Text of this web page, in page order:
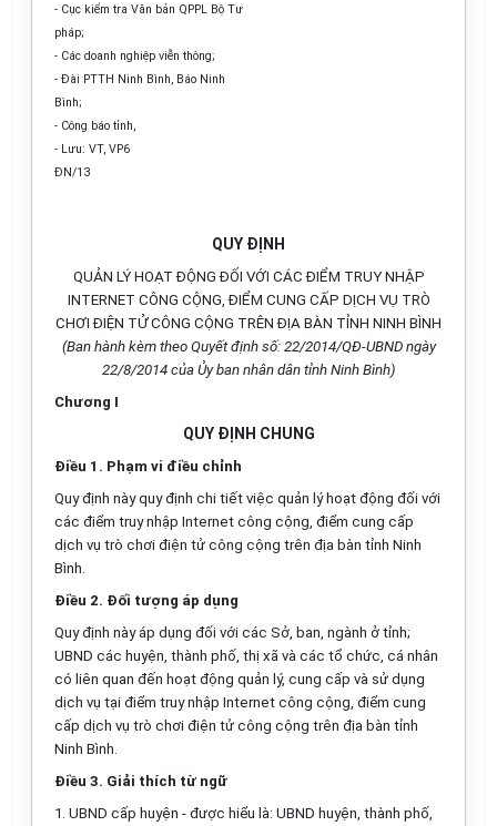
- Cục kiểm tra Văn bản QPPL Bộ Tư
pháp;
- Các doanh nghiệp viễn thông;
- Đài PTTH Ninh Bình, Báo Ninh
Bình;
- Công báo tỉnh,
- Lưu: VT, VP6
ĐN/13
QUY ĐỊNH
QUẢN LÝ HOẠT ĐỘNG ĐỐI VỚI CÁC ĐIỂM TRUY NHẬP
INTERNET CÔNG CỘNG, ĐIỂM CUNG CẤP DỊCH VỤ TRÒ
CHƠI ĐIỆN TỬ CÔNG CỘNG TRÊN ĐỊA BÀN TỈNH NINH BÌNH
(Ban hành kèm theo Quyết định số: 22/2014/QĐ-UBND ngày
22/8/2014 của Ủy ban nhân dân tỉnh Ninh Bình)
Chương I
QUY ĐỊNH CHUNG
Điều 1. Phạm vi điều chỉnh
Quy định nàyquy định chi tiết việc quản lý hoạt động đối với
các điểm truy nhập Internet công cộng, điểm cung cấp
dịch vụ trò chơi điện tử công cộng trên địa bàn tỉnh Ninh
Bình.
Điều 2. Đối tượng áp dụng
Quy định này áp dụng đối với các Sở, ban, ngành ở tỉnh;
UBND các huyện, thành phố, thị xã và các tổ chức, cá nhân
có liên quan đến hoạt động quản lý, cung cấp và sử dụng
dịch vụ tại điểm truy nhập Internet công cộng, điểm cung
cấp dịch vụ trò chơi điện tử công cộng trên địa bàn tỉnh
Ninh Bình.
Điều 3. Giải thích từ ngữ
1 . UBND cấp huyện - được hiểu là: UBND huyện, thành phố,